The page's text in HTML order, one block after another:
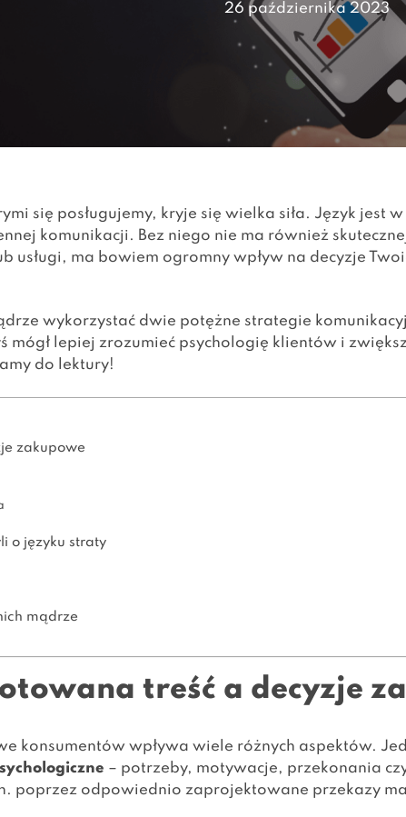
26 października 2023
się posługujemy, kryje się wielka siła. Język jest w
komunikacji. Bez niego nie ma również
ma bowiem ogromny wpływ na decyzje
wykorzystać dwie potężne strategie
mógł lepiej zrozumieć psychologię klientów i
do lektury!
zakupowe
o języku straty
mądrze
treść a decyzje
konsumentów wpływa wiele różnych aspektów.
– potrzeby, motywacje, przekonania
poprzez odpowiednio zaprojektowane przekazy